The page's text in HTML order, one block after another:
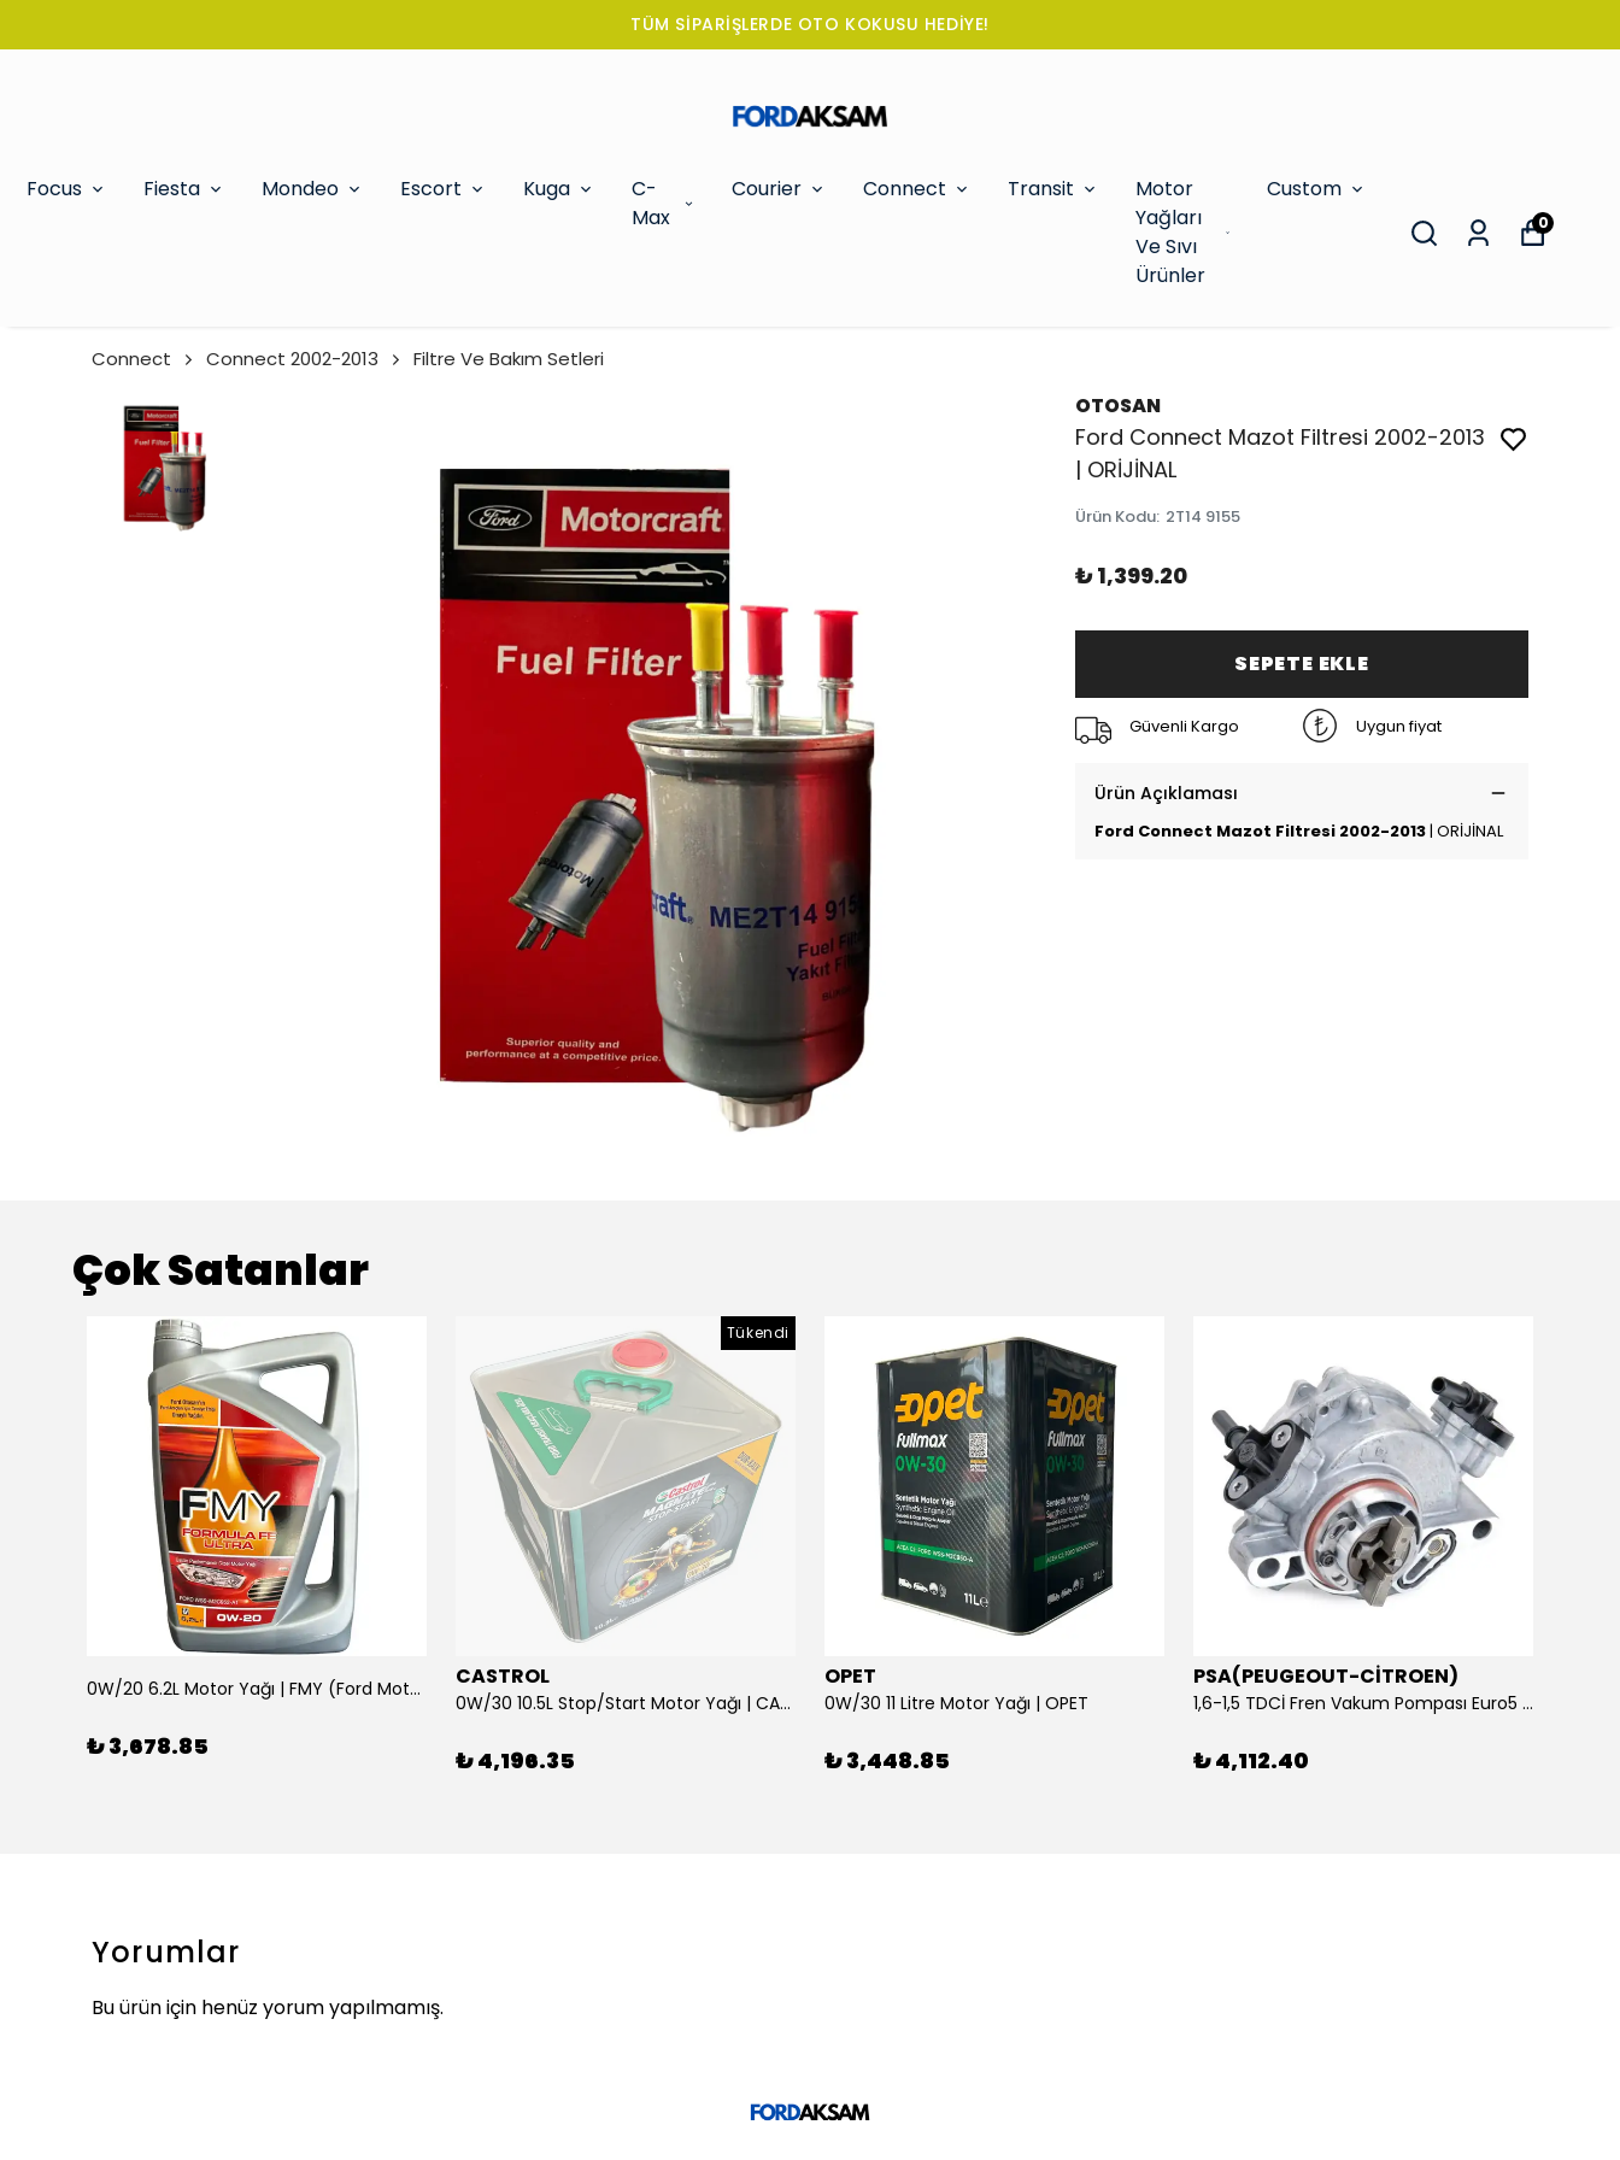
TÜM SİPARİŞLERDE OTO KOKUSU HEDİYE!
Focus Fiesta Mondeo Escort Kuga
C-
Max
Courier Connect Transit
Motor
Yağları
Ve Sıvı
Ürünler
Custom
0
Connect Connect 2002-2013 Filtre Ve Bakım Setleri
OTOSAN
Ford Connect Mazot Filtresi 2002-2013
| ORİJİNAL
Ürün Kodu: 2T14 9155
₺ 1,399.20
SEPETE EKLE
Güvenli Kargo Uygun fiyat
Ürün Açıklaması
Ford Connect Mazot Filtresi 2002-2013 | ORİJİNAL
Çok Satanlar
0W/20 6.2L Motor Yağı | FMY (Ford Motor Yağları)
₺ 3,678.85
Tükendi
CASTROL
0W/30 10.5L Stop/Start Motor Yağı | CASTROL
₺ 4,196.35
OPET
0W/30 11 Litre Motor Yağı | OPET
₺ 3,448.85
PSA(PEUGEOUT-CİTROEN)
1,6-1,5 TDCİ Fren Vakum Pompası Euro5 2013-2018 | ORİJİNAL
₺ 4,112.40
Yorumlar
Bu ürün için henüz yorum yapılmamış.